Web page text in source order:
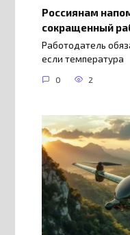
Россиянам
сокращенный
Работодатель
если температура
0 2